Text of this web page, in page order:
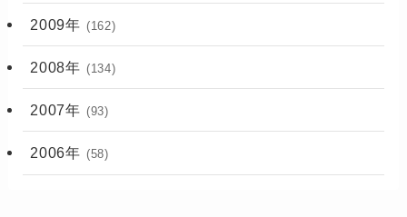
2009年 (162)
2008年 (134)
2007年 (93)
2006年 (58)